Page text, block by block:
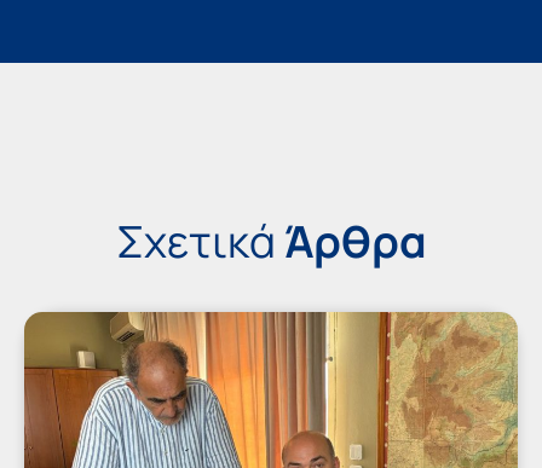
Σχετικά Άρθρα